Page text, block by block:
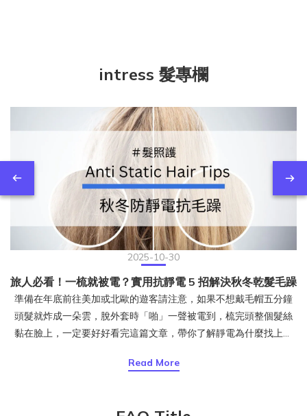
intress 髮專欄
2025-10-30
旅人必看！一梳就被電？實用抗靜電 5 招解決秋冬乾髮毛躁
準備在年底前往美加或北歐的遊客請注意，如果不想戴毛帽五分鐘
頭髮就炸成一朵雲，脫外套時「啪」一聲被電到，梳完頭整個髮絲
黏在臉上，一定要好好看完這篇文章，帶你了解靜電為什麼找上頭
方式。頭髮為什麼會產生靜電？靜電是摩擦生電的結果。當頭髮與
Read More